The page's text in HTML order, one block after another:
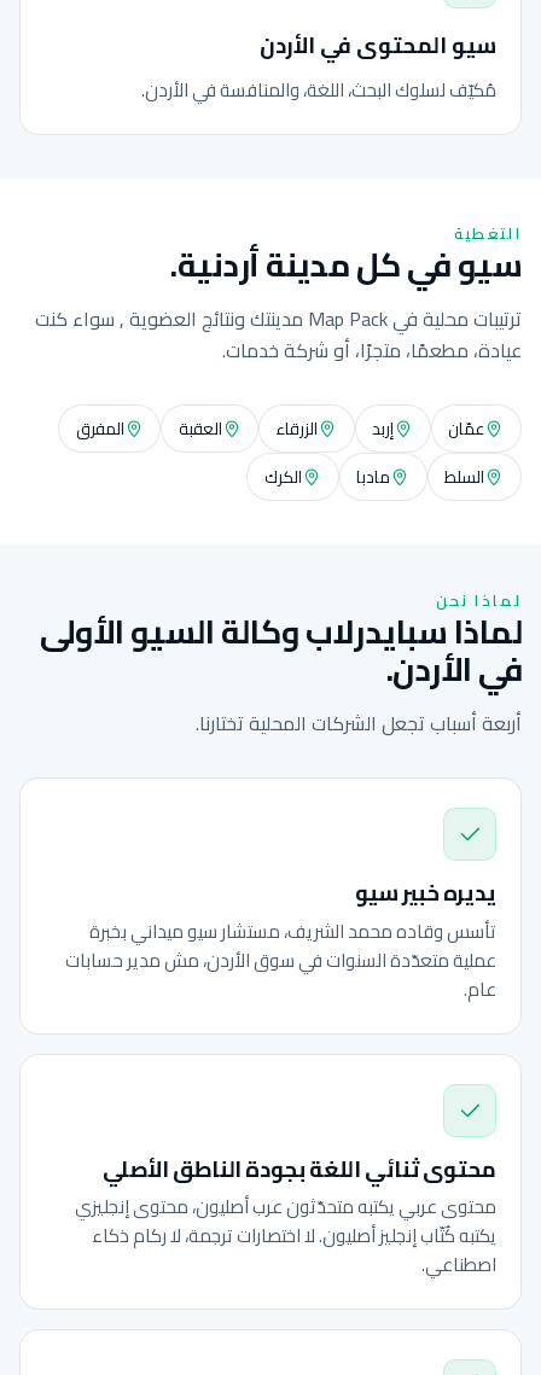
سيو المحتوى في الأردن
مُكيّف لسلوك البحث، اللغة، والمنافسة في الأردن.
التغطية
سيو في كل مدينة أردنية.
ترتيبات محلية في Map Pack مدينتك ونتائج العضوية , سواء كنت
عيادة، مطعمًا، متجرًا، أو شركة خدمات.
عمّان إربد الزرقاء العقبة
المفرق
السلط
مادبا الكرك
لماذا نحن
لماذا سبايدرلاب وكالة السيو الأولى
في الأردن.
أربعة أسباب تجعل الشركات المحلية تختارنا.
يديره خبير سيو
تأسس وقاده محمد الشريف، مستشار سيو ميداني بخبرة
عملية متعدّدة السنوات في سوق الأردن، مش مدير حسابات
عام.
محتوى ثنائي اللغة بجودة الناطق الأصلي
محتوى عربي يكتبه متحدّثون عرب أصليون، محتوى إنجليزي
يكتبه كُتّاب إنجليز أصليون. لا اختصارات ترجمة، لا ركام ذكاء
اصطناعي.